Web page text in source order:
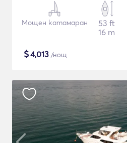
Мощен катамаран
53 ft
16 m
$4,013 /нощ